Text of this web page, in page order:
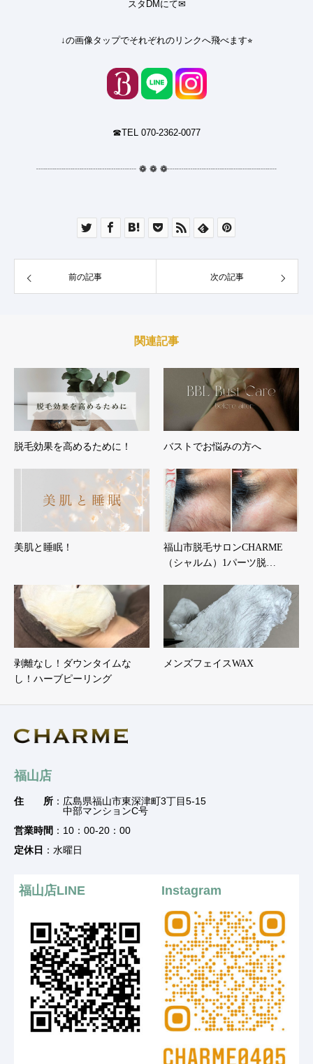
スタDMにて✉︎
↓の画像タップでそれぞれのリンクへ飛べます⭐︎
☎︎TEL 070-2362-0077
┈┈┈┈┈┈┈┈┈┈┈ ❁ ❁ ❁┈┈┈┈┈┈┈┈┈┈┈┈
前の記事 次の記事
関連記事
脱毛効果を高めるために！ バストでお悩みの方へ
美肌と睡眠！
福山市脱毛サロンCHARME
（シャルム）1パーツ脱…
剥離なし！ダウンタイムな
し！ハーブピーリング
メンズフェイスWAX
福山店
住 所 ：広島県福山市東深津町3丁目5-15
中部マンションC号
営業時間 ：10：00-20：00
定休日 ：水曜日
福山店LINE Instagram